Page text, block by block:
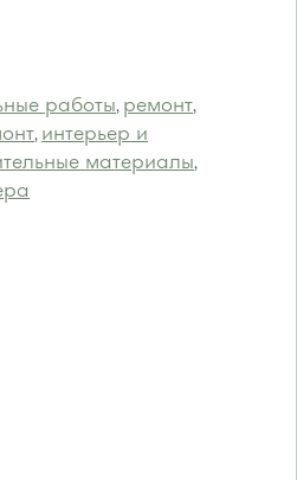
работы, ремонт,
, интерьер и
материалы,